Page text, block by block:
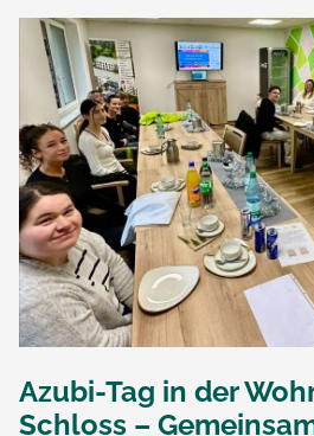
Azubi-Tag in der
Schloss –